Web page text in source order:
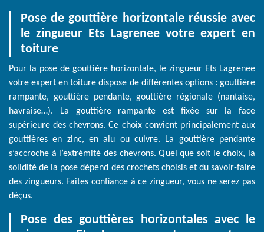
Pose de gouttière horizontale réussie avec
le zingueur Ets Lagrenee votre expert en
toiture
Pour la pose de gouttière horizontale, le zingueur Ets Lagrenee
votre expert en toiture dispose de différentes options : gouttière
rampante, gouttière pendante, gouttière régionale (nantaise,
havraise…). La gouttière rampante est fixée sur la face
supérieure des chevrons. Ce choix convient principalement aux
gouttières en zinc, en alu ou cuivre. La gouttière pendante
s’accroche à l’extrémité des chevrons. Quel que soit le choix, la
solidité de la pose dépend des crochets choisis et du savoir-faire
des zingueurs. Faites confiance à ce zingueur, vous ne serez pas
déçus.
Pose des gouttières horizontales avec le